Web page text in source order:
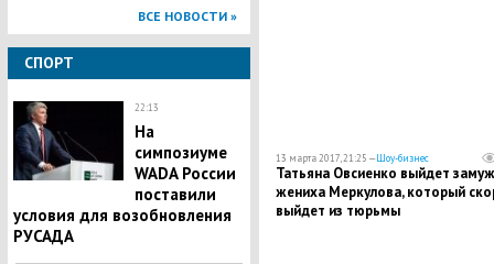
ВСЕ НОВОСТИ »
СПОРТ
22:13
На
симпозиуме
WADA России
поставили
условия для возобновления
РУСАДА
13 марта 2017, 21:25 —Шоу-бизнес
Татьяна Овсиенко выйдет
жениха Меркулова, который
выйдет из тюрьмы